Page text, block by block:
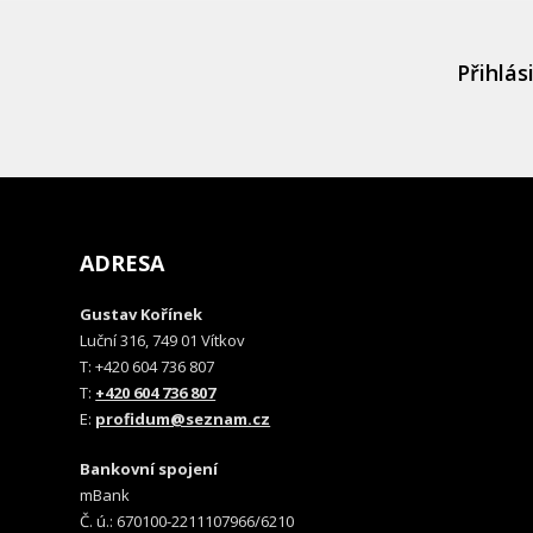
ADRESA
Gustav Kořínek
Luční 316, 749 01 Vítkov
T: +420 604 736 807
T: +420 604 736 807
E: profidum@seznam.cz
Bankovní spojení
mBank
Č. ú.: 670100-2211107966/6210